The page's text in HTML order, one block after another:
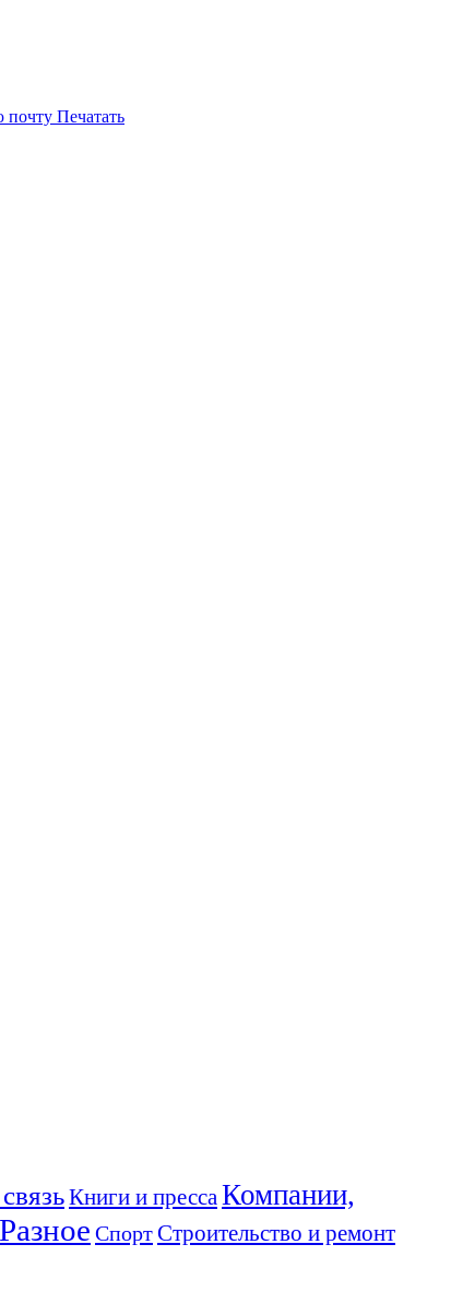
почту Печатать
Книги и пресса Компании,
Разное СпортСтроительство и ремонт